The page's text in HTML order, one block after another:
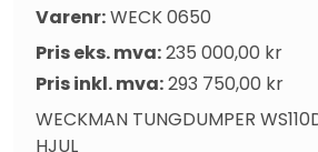
Varenr:WECK 0650
Pris eks. mva:235 000,00 kr
Pris inkl. mva:293 750,00 kr
WECKMAN TUNGDUMPER
HJUL